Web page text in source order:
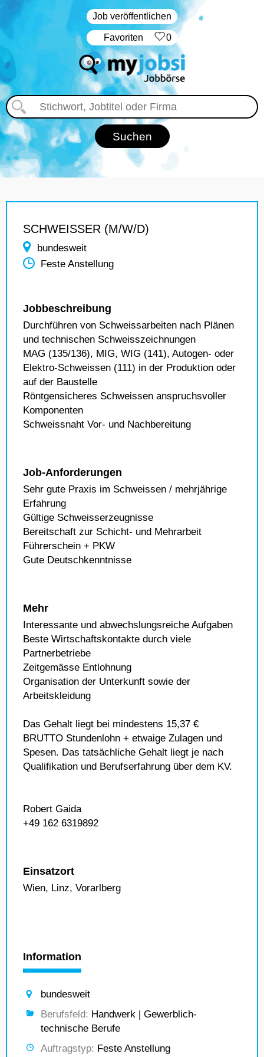
Job veröffentlichen
‏Favoriten 0
SCHWEISSER (M/W/D)
bundesweit
Feste Anstellung
Jobbeschreibung
Durchführen von Schweissarbeiten nach Plänen
und technischen Schweisszeichnungen
MAG (135/136), MIG, WIG (141), Autogen- oder
Elektro-Schweissen (111) in der Produktion oder
auf der Baustelle
Röntgensicheres Schweissen anspruchsvoller
Komponenten
Schweissnaht Vor- und Nachbereitung
Job-Anforderungen
Sehr gute Praxis im Schweissen / mehrjährige
Erfahrung
Gültige Schweisserzeugnisse
Bereitschaft zur Schicht- und Mehrarbeit
Führerschein + PKW
Gute Deutschkenntnisse
Mehr
Interessante und abwechslungsreiche Aufgaben
Beste Wirtschaftskontakte durch viele
Partnerbetriebe
Zeitgemässe Entlohnung
Organisation der Unterkunft sowie der
Arbeitskleidung
Das Gehalt liegt bei mindestens 15,37 €
BRUTTO Stundenlohn + etwaige Zulagen und
Spesen. Das tatsächliche Gehalt liegt je nach
Qualifikation und Berufserfahrung über dem KV.
Robert Gaida
+49 162 6319892
Einsatzort
Wien, Linz, Vorarlberg
Information
bundesweit
Berufsfeld: Handwerk | Gewerblich-
technische Berufe
Auftragstyp: Feste Anstellung